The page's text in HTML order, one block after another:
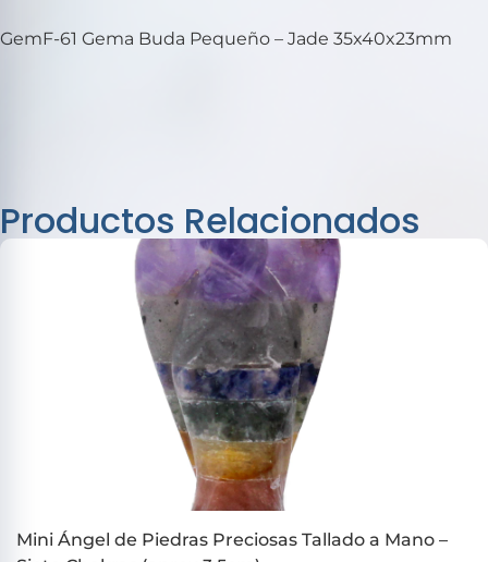
GemF-61 Gema Buda Pequeño – Jade 35x40x23mm
Productos Relacionados
Mini Ángel de Piedras Preciosas Tallado a Mano –